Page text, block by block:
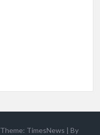
Theme: TimesNews | By